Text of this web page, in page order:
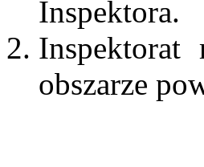
Inspektora.
Inspektorat
obszarze